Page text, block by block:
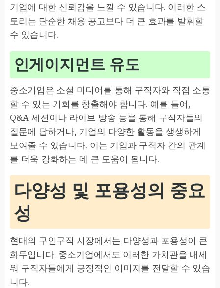
기업에 대한 신뢰감을 느낄 수 있습니다. 이러한 스
토리는 단순한 채용 공고보다 더 큰 효과를 발휘할
수 있습니다.
인게이지먼트 유도
중소기업은 소셜 미디어를 통해 구직자와 직접 소통
할 수 있는 기회를 창출해야 합니다. 예를 들어,
Q&A 세션이나 라이브 방송 등을 통해 구직자들의
질문에 답하거나, 기업의 다양한 활동을 생생하게
보여줄 수 있습니다. 이는 기업과 구직자 간의 관계
를 더욱 강화하는 데 큰 도움이 됩니다.
다양성 및 포용성의 중요
성
현대의 구인구직 시장에서는 다양성과 포용성이 큰
화두입니다. 중소기업에서도 이러한 가치관을 내세
워 구직자들에게 긍정적인 이미지를 전달할 수 있습
니다.